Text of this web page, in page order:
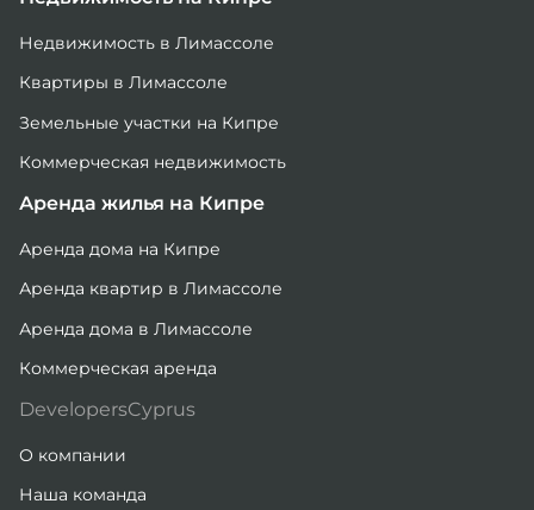
Недвижимость в Лимассоле
Квартиры в Лимассоле
Земельные участки на Кипре
Коммерческая недвижимость
Аренда жилья на Кипре
Аренда дома на Кипре
Аренда квартир в Лимассоле
Аренда дома в Лимассоле
Коммерческая аренда
DevelopersCyprus
О компании
Наша команда